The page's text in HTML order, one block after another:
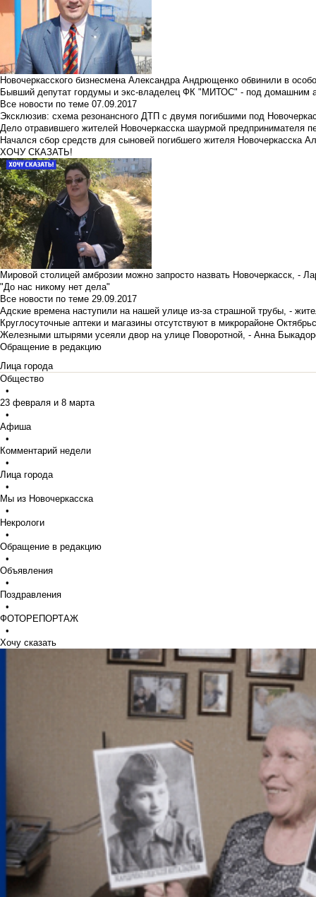
Новочеркасского бизнесмена Александра Андрющенко обвинили в
Бывший депутат гордумы и экс-владелец ФК "МИТОС" - под домашним
Все новости по теме 07.09.2017
Эксклюзив: схема резонансного ДТП с двумя погибшими под
Дело отравившего жителей Новочеркасска шаурмой предпринимателя
Начался сбор средств для сыновей погибшего жителя Новочеркасска
ХОЧУ СКАЗАТЬ!
Мировой столицей амброзии можно запросто назвать Новочеркасск, -
"До нас никому нет дела"
Все новости по теме 29.09.2017
Адские времена наступили на нашей улице из-за страшной трубы, -
Круглосуточные аптеки и магазины отсутствуют в микрорайоне
Железными штырями усеяли двор на улице Поворотной, - Анна
Обращение в редакцию
Лица города
Общество
•
23 февраля и 8 марта
•
Афиша
•
Комментарий недели
•
Лица города
•
Мы из Новочеркасска
•
Некрологи
•
Обращение в редакцию
•
Объявления
•
Поздравления
•
ФОТОРЕПОРТАЖ
•
Хочу сказать